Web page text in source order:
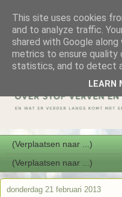
donderdag 21 februari 2013
This site uses cookies
and to analyze traffic.
shared with Google
metrics to ensure quality
statistics, and to detect
LEARN